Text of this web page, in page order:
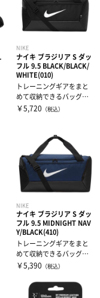
NIKE
ナイキ ブラジリア S ダッ
フル 9.5 BLACK/BLACK/
WHITE(010)
トレーニングギアをまと
めて収納できるバッグ。
シューズを個別に収納で
￥5,720 （税込）
NIKE
ナイキ ブラジリア S ダッ
フル 9.5 MIDNIGHT NAV
Y/BLACK(410)
トレーニングギアをまと
めて収納できるバッグ。
シューズを個別に収納で
￥5,390 （税込）